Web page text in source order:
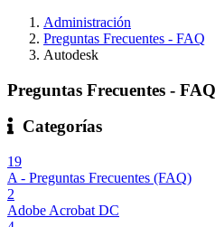
Administración
Preguntas Frecuentes - FAQ
Autodesk
Preguntas Frecuentes - FAQ
Categorías
19
A - Preguntas Frecuentes (FAQ)
2
Adobe Acrobat DC